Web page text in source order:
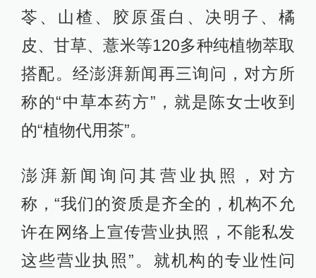
苓、山楂、胶原蛋白、决明子、橘
皮、甘草、薏米等120多种纯植物萃取
搭配。经澎湃新闻再三询问，对方所
称的“中草本药方”，就是陈女士收到
的“植物代用茶”。
澎湃新闻询问其营业执照，对方
称，“我们的资质是齐全的，机构不允
许在网络上宣传营业执照，不能私发
这些营业执照”。就机构的专业性问